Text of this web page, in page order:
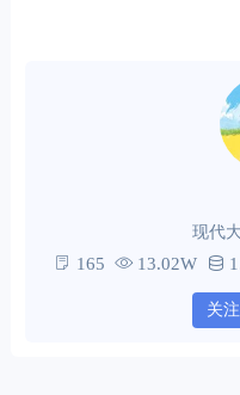
现代
165 13.02W
关注